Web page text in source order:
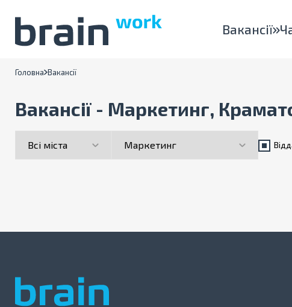
Вакансії
Головна Вакансії
Вакансії - Маркетинг,